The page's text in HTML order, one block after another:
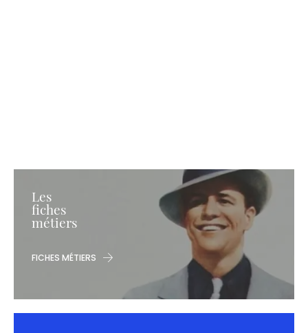
Les
fiches
métiers
FICHES MÉTIERS